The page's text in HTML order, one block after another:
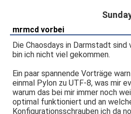
mrmcd vorbei
Die Chaosdays in Darmstadt sind
bin ich nicht viel gekommen.
Ein paar spannende Vorträge
einmal Pylon zu UTF-8, was mir
warum das bei mir immer noch
optimal funktioniert und an
Konfigurationsschrauben ich da